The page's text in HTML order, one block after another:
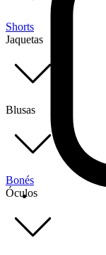
Shorts
Jaquetas
Blusas
Bonés
Óculos